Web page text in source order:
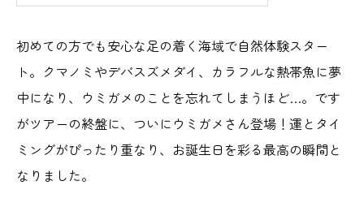
初めての方でも安心な足の着く海域で自然体験スター
ト。クマノミやデバスズメダイ、カラフルな熱帯魚に夢
中になり、ウミガメのことを忘れてしまうほど…。です
がツアーの終盤に、ついにウミガメさん登場！運とタイ
ミングがぴったり重なり、お誕生日を彩る最高の瞬間と
なりました。